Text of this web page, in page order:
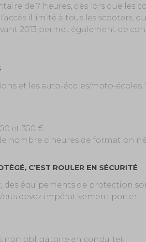
de 7 heures, dès lors que les
illimité à tous les scooters,
2013 permet également de
et les auto-écoles/moto-écoles.
et 350 €
nombre d’heures de formation
C’EST ROULER EN SÉCURITÉ
des équipements de protection
devez impérativement porter :
non obligatoire en conduite).